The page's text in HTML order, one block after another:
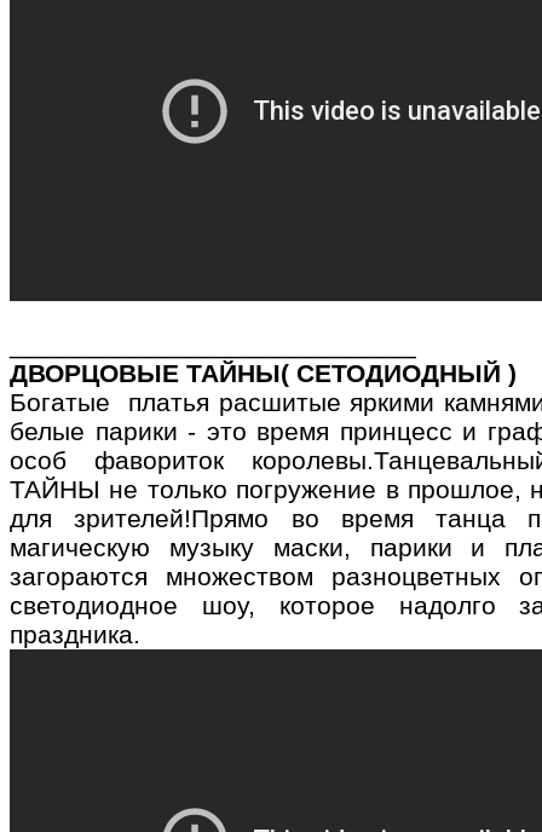
ДВОРЦОВЫЕ ТАЙНЫ( СЕТОДИОДНЫЙ )
Богатые платья расшитые яркими
белые парики - это время принцесс и
особ фавориток
ТАЙНЫ не только погружение в прошлое,
для зрителей!Прямо во время танца
магическую музыку маски, парики и
загораются множеством разноцветных
светодиодное шоу, которое надолго
праздника.